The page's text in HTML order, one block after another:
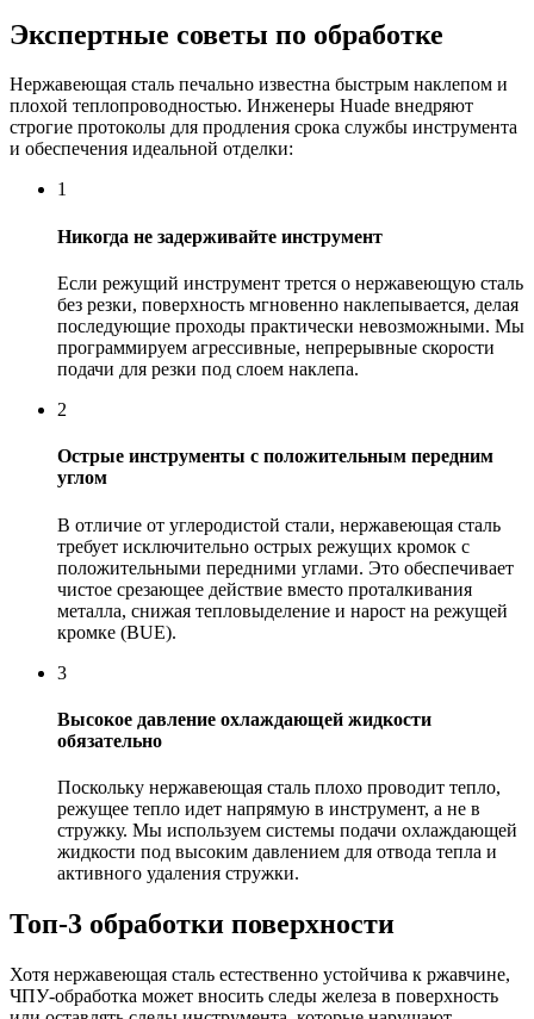
Экспертные советы по обработке
Нержавеющая сталь печально известна быстрым наклепом и
плохой теплопроводностью. Инженеры Huade внедряют
строгие протоколы для продления срока службы инструмента
и обеспечения идеальной отделки:
1
Никогда не задерживайте инструмент
Если режущий инструмент трется о нержавеющую сталь
без резки, поверхность мгновенно наклепывается, делая
последующие проходы практически невозможными. Мы
программируем агрессивные, непрерывные скорости
подачи для резки под слоем наклепа.
2
Острые инструменты с положительным передним
углом
В отличие от углеродистой стали, нержавеющая сталь
требует исключительно острых режущих кромок с
положительными передними углами. Это обеспечивает
чистое срезающее действие вместо проталкивания
металла, снижая тепловыделение и нарост на режущей
кромке (BUE).
3
Высокое давление охлаждающей жидкости
обязательно
Поскольку нержавеющая сталь плохо проводит тепло,
режущее тепло идет напрямую в инструмент, а не в
стружку. Мы используем системы подачи охлаждающей
жидкости под высоким давлением для отвода тепла и
активного удаления стружки.
Топ-3 обработки поверхности
Хотя нержавеющая сталь естественно устойчива к ржавчине,
ЧПУ-обработка может вносить следы железа в поверхность